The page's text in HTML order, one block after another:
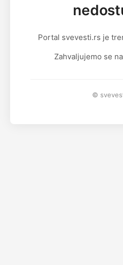
Portal svevesti.rs je
Zahvaljujemo se
©